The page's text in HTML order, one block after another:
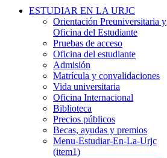
ESTUDIAR EN LA URJC
Orientación Preuniversitaria y
Oficina del Estudiante
Pruebas de acceso
Oficina del estudiante
Admisión
Matrícula y convalidaciones
Vida universitaria
Oficina Internacional
Biblioteca
Precios públicos
Becas, ayudas y premios
Menu-Estudiar-En-La-Urjc
(item1)